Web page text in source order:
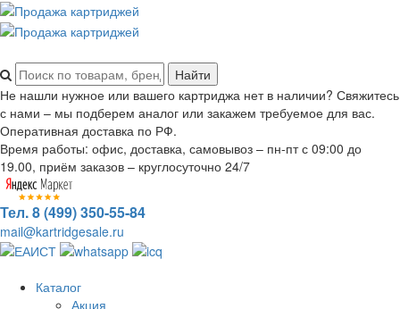
Не нашли нужное или вашего картриджа нет в наличии? Свяжитесь
с нами – мы подберем аналог или закажем требуемое для вас.
Оперативная доставка по РФ.
Время работы: офис, доставка, самовывоз – пн-пт с 09:00 до
19.00, приём заказов – круглосуточно 24/7
Тел. 8 (499) 350-55-84
mail@kartridgesale.ru
Каталог
Акция